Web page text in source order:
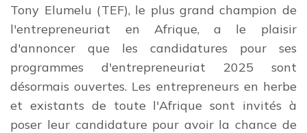
Tony Elumelu (TEF), le plus grand champion de
l'entrepreneuriat en Afrique, a le plaisir
d'annoncer que les candidatures pour ses
programmes d'entrepreneuriat 2025 sont
désormais ouvertes. Les entrepreneurs en herbe
et existants de toute l'Afrique sont invités à
poser leur candidature pour avoir la chance de